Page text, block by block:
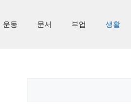
운동 문서 부업 생활